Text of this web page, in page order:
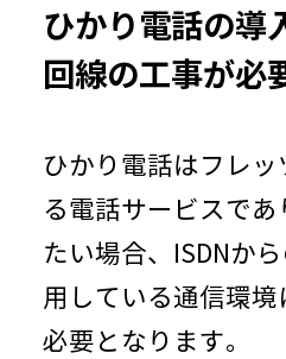
ひかり電話の導
回線の工事が必
ひかり電話はフレ
る電話サービスで
たい場合、ISDNか
用している通信環
必要となります。